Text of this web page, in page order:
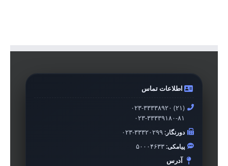
اطلاعات تماس
۰۲۳-۳۳۳۳۸۹۲۰ (۲۱)
۰۲۳-۳۳۳۳۹۱۸۰-۸۱
دورنگار:۰۲۳-۳۳۳۲۰۲۹۹
پیامکی:۵۰۰۰۴۶۳۳
آدرس